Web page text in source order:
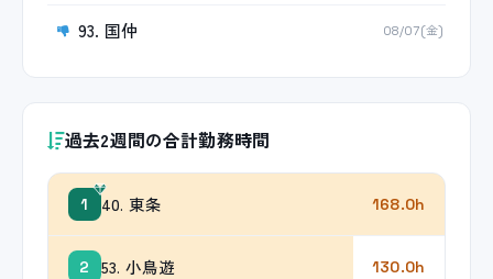
93. 国仲 08/07(金)
過去2週間の合計勤務時間
1 40. 東条 168.0h
2 53. 小鳥遊 130.0h